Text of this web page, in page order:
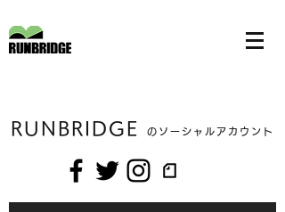
RUNBRIDGE のソーシャルアカウント